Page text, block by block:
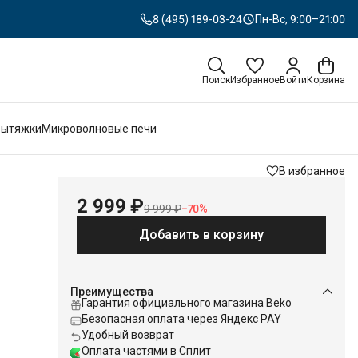
8 (495) 189-03-24 Пн-Вс, 9:00–21:00
ПоискИзбранноеВойти Корзина
Микроволновые печи
В избранное
2 999 ₽9 999 ₽−70%
Добавить в корзину
Преимущества
Гарантия официального магазина Beko
Безопасная оплата через Яндекс PAY
Удобный возврат
Оплата частями в Сплит